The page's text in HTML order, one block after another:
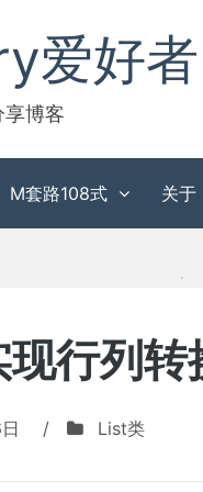
爱好者
享博客
M套路108式 关于
行列转
/ List类